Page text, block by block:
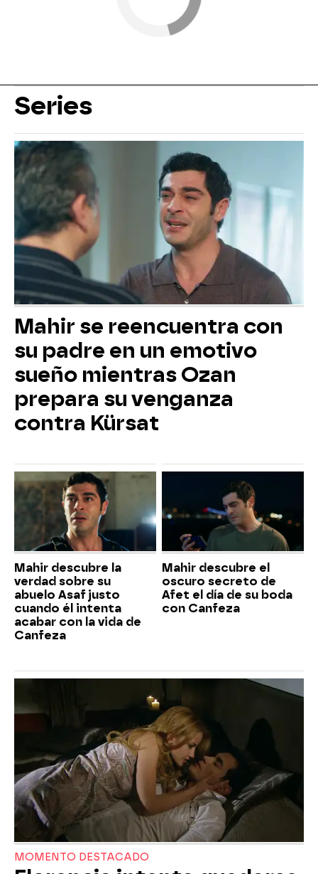
Series
Mahir se reencuentra con
su padre en un emotivo
sueño mientras Ozan
prepara su venganza
contra Kürsat
Mahir descubre la
verdad sobre su
abuelo Asaf justo
cuando él intenta
acabar con la vida de
Canfeza
Mahir descubre el
oscuro secreto de
Afet el día de su boda
con Canfeza
MOMENTO DESTACADO